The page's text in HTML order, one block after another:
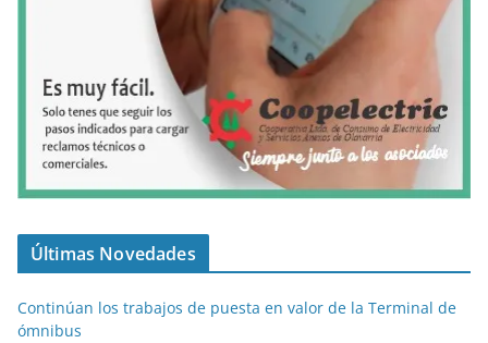
Últimas Novedades
Continúan los trabajos de puesta en valor de la Terminal de
ómnibus